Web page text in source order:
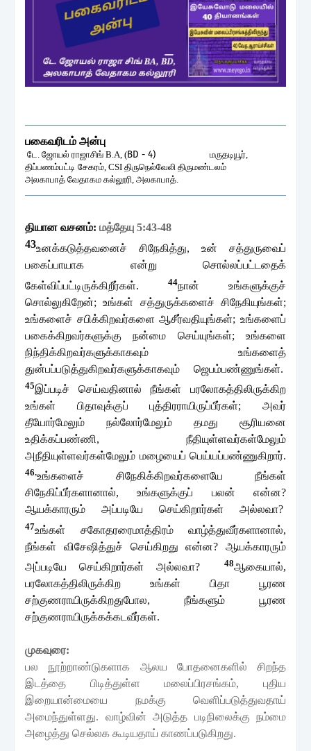
பகைவரிடம் அன்பு
டே. ஜோயல் ராஜாசிங் B.A, (BD - 4)
மருதடியூர்,
திப்பணம்பட்டி சேகரம், CSI திருநெல்வேலி திருமண்டலம்
அலகாபாத் வேதாகம கல்லூரி, அலகாபாத்.
தியான வசனம்: மத்தேயு 5:43-48
43உனக்கடுத்தவனைச் சிநேகித்து, உன்
சத்துருவைப்
பகைப்பாயாக
என்று
சொல்லப்பட்டதைக்
கேள்விப்பட்டிருக்கிறீர்கள். 44நான்
உங்களுக்குச்
சொல்லுகிறேன்;உங்கள் சத்துருக்களைச் சிநேகியுங்கள்;
உங்களைச் சபிக்கிறவர்களை ஆசீர்வதியுங்கள்;உங்களைப்
பகைக்கிறவர்களுக்கு
நன்மை செய்யுங்கள்;உங்களை
நிந்திக்கிறவர்களுக்காகவும்
உங்களைத்
துன்பப்படுத்துகிறவர்களுக்காகவும்
ஜெபம்பண்ணுங்கள்.
45இப்படிச் செய்வதினால் நீங்கள்
பரலோகத்திலிருக்கிற
உங்கள்
பிதாவுக்குப் புத்திரராயிருப்பீர்கள்;அவர்
தீயோர்மேலும்
நல்லோர்மேலும் தமது
சூரியனை
உதிக்கப்பண்ணி, நீதியுள்ளவர்கள்மேலும்
அநீதியுள்ளவர்கள்மேலும் மழையைப் பெய்யப்பண்ணுகிறார்.
46.உங்களைச் சிநேகிக்கிறவர்களையே
நீங்கள்
சிநேகிப்பீர்களானால்,உங்களுக்குப் பலன் என்ன?
ஆயக்காரரும்
அப்படியே செய்கிறார்கள் அல்லவா?
47உங்கள் சகோதரரைமாத்திரம் வாழ்த்துவீர்களானால்,
நீங்கள்
விசேஷித்துச் செய்கிறது என்ன? ஆயக்காரரும்
அப்படியே
செய்கிறார்கள் அல்லவா? 48ஆகையால்,
பரலோகத்திலிருக்கிற
உங்கள் பிதா
பூரண
சற்குணராயிருக்கிறதுபோல, நீங்களும்
பூரண
சற்குணராயிருக்கக்கடவீர்கள்.
முகவுரை:
பல
நூற்றாண்டுகளாக ஆலய போதனைகளில்
சிறந்த
இடத்தை
பிடித்துள்ள மலைப்பிரசங்கம்,
புதிய
இறையான்மையை
நமக்கு
வெளிப்படுத்துவதாய்
அமைந்துள்ளது. வாழ்வின் அடுத்த படிநிலைக்கு நம்மை
அழைத்து செல்லக கூடியதாய் காணப்படுகிறது.